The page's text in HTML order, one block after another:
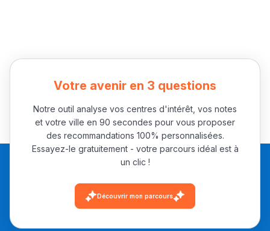
Interviews/Vidéos
+ de 89 Interviews/Vidéos
Votre avenir en 3 questions
Notre outil analyse vos centres d'intérêt, vos notes
et votre ville en 90 secondes pour vous proposer
des recommandations 100% personnalisées.
Essayez-le gratuitement - votre parcours idéal est à
un clic !
Découvrir mon parcours